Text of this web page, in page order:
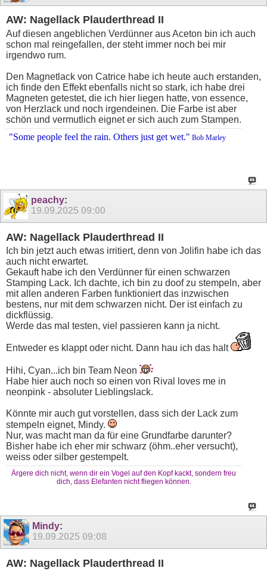
AW: Nagellack Plauderthread II
Auf diesen angeblichen Verdünner aus Aceton bin ich auch
schon mal reingefallen, der steht immer noch bei mir
irgendwo rum.
Den Magnetlack von Catrice habe ich heute auch erstanden,
ich finde den Effekt ebenfalls nicht so stark, ich habe drei
Magneten getestet, die ich hier liegen hatte, von essence,
von Herzlack und noch irgendeinen. Die Farbe ist aber
schön und vermutlich eignet er sich auch zum Stampen.
"Some people feel the rain. Others just get wet." Bob Marley
peachy:
19.09.2025 09:00
AW: Nagellack Plauderthread II
Ich bin jetzt auch etwas irritiert, denn von Jolifin habe ich das
auch nicht erwartet.
Gekauft habe ich den Verdünner für einen schwarzen
Stamping Lack. Ich dachte, ich bin zu doof zu stempeln, aber
mit allen anderen Farben funktioniert das inzwischen
bestens, nur mit dem schwarzen nicht. Der ist einfach zu
dickflüssig.
Werde das mal testen, viel passieren kann ja nicht.
Entweder es klappt oder nicht. Dann hau ich das halt
Hihi, Cyan...ich bin Team Neon
Habe hier auch noch so einen von Rival loves me in
neonpink - absoluter Lieblingslack.
Könnte mir auch gut vorstellen, dass sich der Lack zum
stempeln eignet, Mindy.
Nur, was macht man da für eine Grundfarbe darunter?
Bisher habe ich eher mir schwarz (öhm..eher versucht),
weiss oder silber gestempelt.
Ärgere dich nicht, wenn dir ein Vogel auf den Kopf kackt, sondern freu
dich, dass Elefanten nicht fliegen können.
Mindy:
19.09.2025 09:08
AW: Nagellack Plauderthread II